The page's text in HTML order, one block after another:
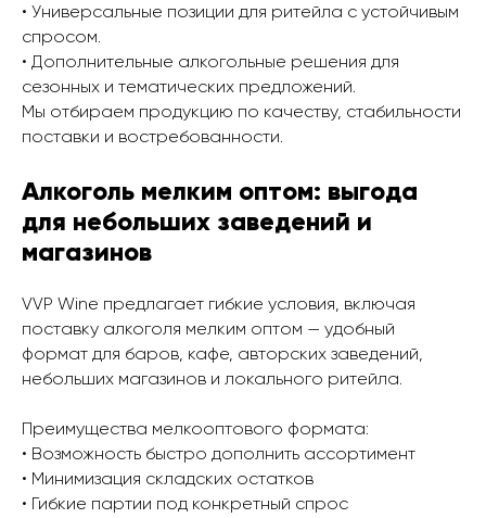
• Универсальные позиции для ритейла с устойчивым
спросом.
• Дополнительные алкогольные решения для
сезонных и тематических предложений.
Мы отбираем продукцию по качеству, стабильности
поставки и востребованности.
Алкоголь мелким оптом: выгода
для небольших заведений и
магазинов
VVP Wine предлагает гибкие условия, включая
поставку алкоголя мелким оптом — удобный
формат для баров, кафе, авторских заведений,
небольших магазинов и локального ритейла.
Преимущества мелкооптового формата:
• Возможность быстро дополнить ассортимент
• Минимизация складских остатков
• Гибкие партии под конкретный спрос